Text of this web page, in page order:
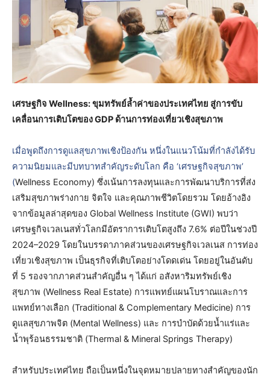
เศรษฐกิจ Wellness: ขุมทรัพย์ล้ำค่าของประเทศไทย สู่การขับ
เคลื่อนการเติบโตของ GDP ด้านการท่องเที่ยวเชิงสุขภาพ
เมื่อพูดถึงการดูแลสุขภาพเชิงป้องกัน หนึ่งในแนวโน้มที่กำลังได้รับ
ความนิยมและมีบทบาทสำคัญระดับโลก คือ ‘เศรษฐกิจสุขภาพ’
(Wellness Economy) ซึ่งเน้นการลงทุนและการพัฒนาบริการที่ส่ง
เสริมสุขภาพร่างกาย จิตใจ และคุณภาพชีวิตโดยรวม โดยอ้างอิง
จากข้อมูลล่าสุดของ Global Wellness Institute (GWI) พบว่า
เศรษฐกิจเวลเนสทั่วโลกมีอัตราการเติบโตสูงถึง 7.6% ต่อปีในช่วงปี
2024–2029 โดยในบรรดาภาคส่วนของเศรษฐกิจเวลเนส การท่อง
เที่ยวเชิงสุขภาพ เป็นธุรกิจที่เติบโตอย่างโดดเด่น โดยอยู่ในอันดับ
ที่ 5 รองจากภาคส่วนสำคัญอื่น ๆ ได้แก่ อสังหาริมทรัพย์เชิง
สุขภาพ (Wellness Real Estate) การแพทย์แผนโบราณและการ
แพทย์ทางเลือก (Traditional & Complementary Medicine) การ
ดูแลสุขภาพจิต (Mental Wellness) และ การบำบัดด้วยน้ำแร่และ
น้ำพุร้อนธรรมชาติ (Thermal & Mineral Springs Therapy)
สำหรับประเทศไทย ถือเป็นหนึ่งในจุดหมายปลายทางสำคัญของนัก